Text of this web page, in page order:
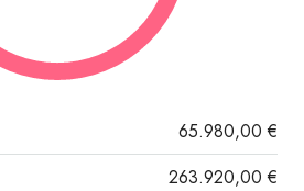
65.980,00 €
263.920,00 €